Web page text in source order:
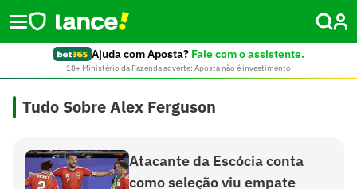
Ajuda com Aposta? Fale com o assistente.
18+ Ministério da Fazenda adverte: Aposta não é investimento
Tudo Sobre Alex Ferguson
Atacante da Escócia conta
como seleção viu empate